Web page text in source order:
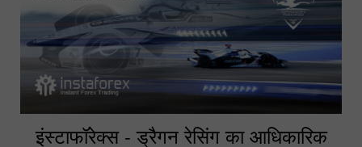
इंस्टाफॉरेक्स - ड्रैगन रेसिंग का आधिकारिक